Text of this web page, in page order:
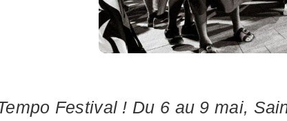
Festival ! Du 6 au 9 mai,